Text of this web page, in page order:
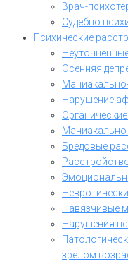
Врач-
Судебно
Психические
Осенняя
Нарушение
Бредовые
Навязчивые
Нарушения
зрелом